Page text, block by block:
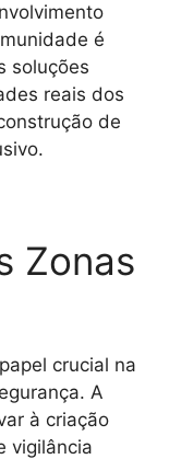
é
soluções
reais dos
de
Zonas
crucial na
A
à criação
vigilância